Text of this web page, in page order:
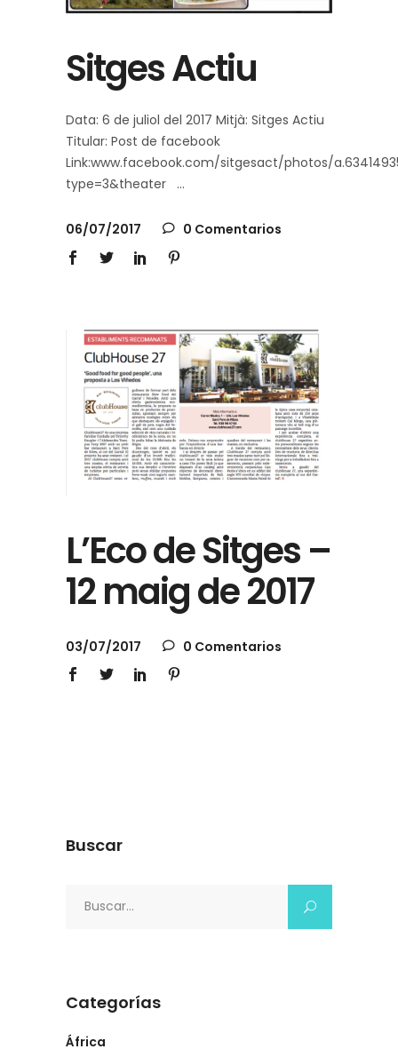
Sitges Actiu
Data: 6 de juliol del 2017 Mitjà: Sitges Actiu
Titular: Post de facebook
Link:www.facebook.com/sitgesact/photos/
type=3&theater
06/07/2017 0 Comentarios
L’Eco de Sitges –
12 maig de 2017
03/07/2017 0 Comentarios
Buscar
for:
Categorías
África